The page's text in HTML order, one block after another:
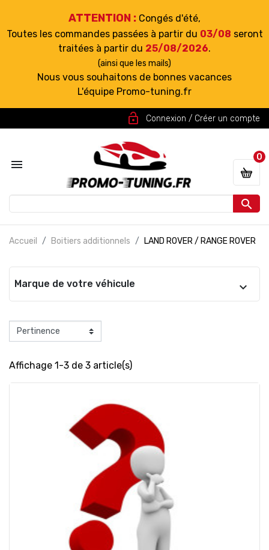
ATTENTION : Congés d'été,
Toutes les commandes passées à partir du 03/08 seront
traitées à partir du 25/08/2026.
(ainsi que les mails)
Nous vous souhaitons de bonnes vacances
L'équipe Promo-tuning.fr
lock_open Connexion / Créer un compte


0
Accueil Boitiers additionnels LAND ROVER / RANGE ROVER
Marque de votre véhicule
Affichage 1-3 de 3 article(s)